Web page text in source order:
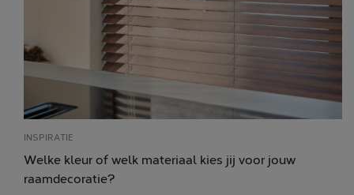
INSPIRATIE
Welke kleur of welk materiaal kies jij voor jouw
raamdecoratie?